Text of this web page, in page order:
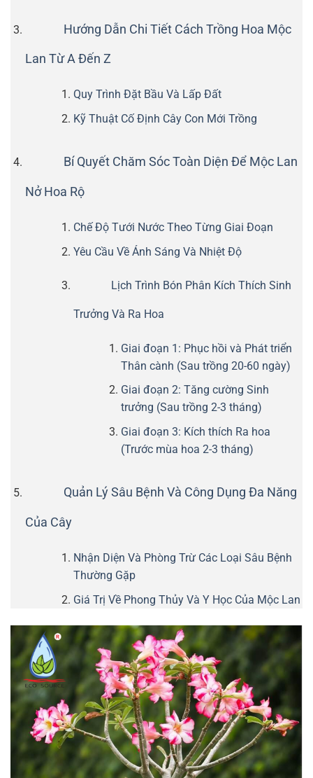
Hướng Dẫn Chi Tiết Cách Trồng Hoa Mộc
Lan Từ A Đến Z
Quy Trình Đặt Bầu Và Lấp Đất
Kỹ Thuật Cố Định Cây Con Mới Trồng
Bí Quyết Chăm Sóc Toàn Diện Để Mộc Lan
Nở Hoa Rộ
Chế Độ Tưới Nước Theo Từng Giai Đoạn
Yêu Cầu Về Ánh Sáng Và Nhiệt Độ
Lịch Trình Bón Phân Kích Thích Sinh
Trưởng Và Ra Hoa
Giai đoạn 1: Phục hồi và Phát triển
Thân cành (Sau trồng 20-60 ngày)
Giai đoạn 2: Tăng cường Sinh
trưởng (Sau trồng 2-3 tháng)
Giai đoạn 3: Kích thích Ra hoa
(Trước mùa hoa 2-3 tháng)
Quản Lý Sâu Bệnh Và Công Dụng Đa Năng
Của Cây
Nhận Diện Và Phòng Trừ Các Loại Sâu Bệnh
Thường Gặp
Giá Trị Về Phong Thủy Và Y Học Của Mộc Lan